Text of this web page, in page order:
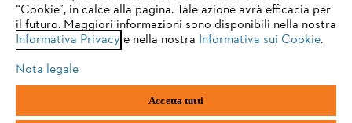
Andreas STIHL S.p.A. - Viale delle Industrie, 15
20040 Cambiago (MI)
Email:info@stihl.it
Numero di partita IVA: 09883420151.
Società a socio unico, soggetta a direzione e coordinamento di Andreas
firefox chrome
safari edge
“Cookie”, in calce alla pagina. Tale azione avrà efficacia per
il futuro. Maggiori informazioni sono disponibili nella nostra
Informativa Privacy e nella nostra Informativa sui Cookie.
Nota legale
Accetta tutti